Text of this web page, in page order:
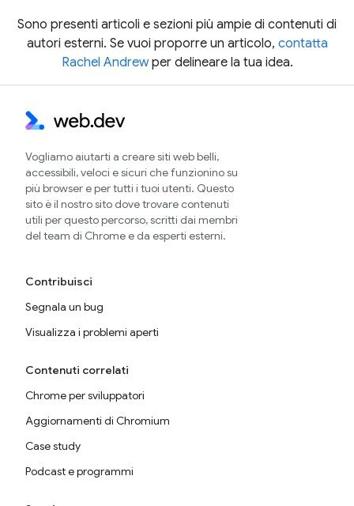
Sono presenti articoli e sezioni più ampie di contenuti di
autori esterni. Se vuoi proporre un articolo, contatta
Rachel Andrewper delineare la tua idea.
Vogliamo aiutarti a creare siti web belli,
accessibili, veloci e sicuri che funzionino su
più browser e per tutti i tuoi utenti. Questo
sito è il nostro sito dove trovare contenuti
utili per questo percorso, scritti dai membri
del team di Chrome e da esperti esterni.
Contribuisci
Segnala un bug
Visualizza i problemi aperti
Contenuti correlati
Chrome per sviluppatori
Aggiornamenti di Chromium
Case study
Podcast e programmi